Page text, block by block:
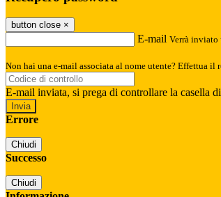
button close ×
E-mail Verrà inviato
Non hai una e-mail associata al nome utente? Effettua il
E-mail inviata, si prega di controllare la casella
Errore
Chiudi
Successo
Chiudi